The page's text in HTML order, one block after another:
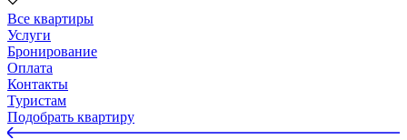
Все квартиры
Услуги
Бронирование
Оплата
Контакты
Туристам
Подобрать квартиру